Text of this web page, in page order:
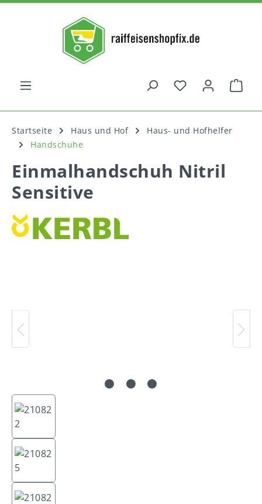
Startseite Haus und Hof
Haus- und Hofhelfer
Handschuhe
Einmalhandschuh Nitril
Sensitive